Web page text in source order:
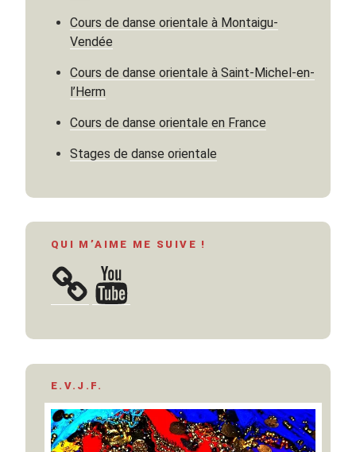
Cours de danse orientale à Montaigu-
Vendée
Cours de danse orientale à Saint-Michel-en-
l’Herm
Cours de danse orientale en France
Stages de danse orientale
QUI M’AIME ME SUIVE !
YouTube
E.V.J.F.